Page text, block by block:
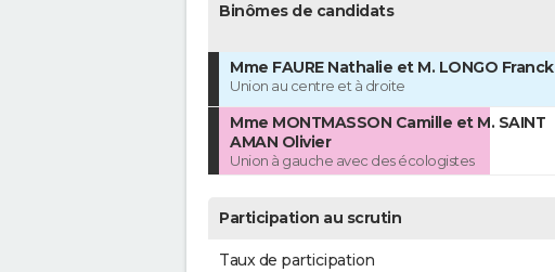
Binômes de candidats
Mme FAURE Nathalie et M. LONGO Franck
Union au centre et à droite
Mme MONTMASSON Camille et M. SAINT
AMAN Olivier
Union à gauche avec des écologistes
Participation au scrutin
Taux de participation